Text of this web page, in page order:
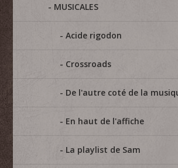
MUSICALES
Acide rigodon
Crossroads
De l'autre coté de la
En haut de l'affiche
La playlist de Sam